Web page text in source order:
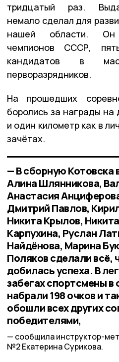
тридцатый раз.
немало сделал для
нашей области. Он
чемпионов СССР,
кандидатов в
перворазрядников.
На прошедших
боролись за награды на
и один километр как в
зачётах.
— В сборную Котовска
Алина Шлянникова,
Анастасия
Дмитрий Павлов,
Никита Крылов,
Карпухина, Руслан
Найдёнова, Марина
Поляков сделали всё,
добилась успеха. В
забегах спортсмены
набрали 198 очков и
обошли всех других
победителями,
сообщила инструктор-
№2 Екатерина Сурикова.